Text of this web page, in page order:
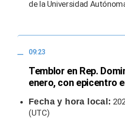
de la Universidad
09:23
Temblor en Rep.
enero, con epicentro
Fecha y hora local:
(UTC)